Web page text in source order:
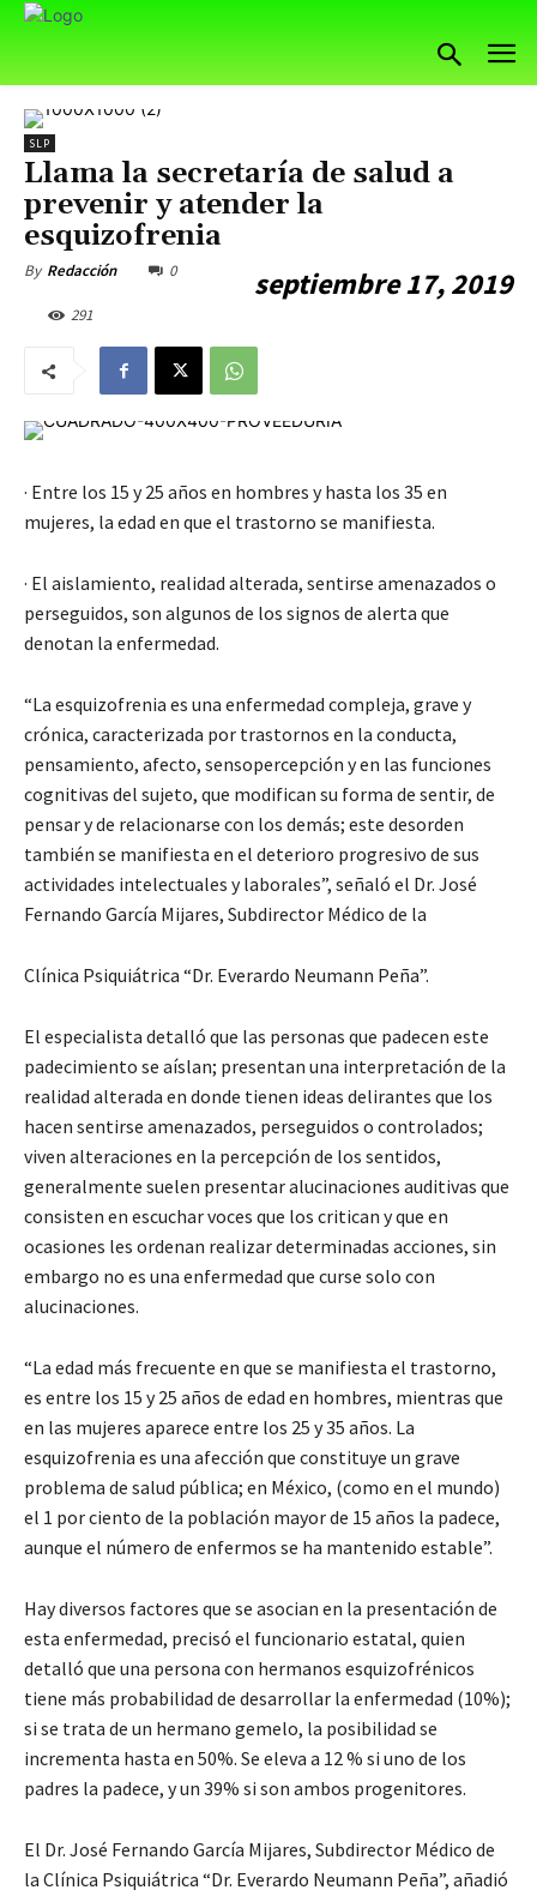
SLP
Llama la secretaría de salud a
prevenir y atender la
esquizofrenia
By Redacción septiembre 17, 2019
0
291
· Entre los 15 y 25 años en hombres y hasta los 35 en
mujeres, la edad en que el trastorno se manifiesta.
· El aislamiento, realidad alterada, sentirse amenazados o
perseguidos, son algunos de los signos de alerta que
denotan la enfermedad.
“La esquizofrenia es una enfermedad compleja, grave y
crónica, caracterizada por trastornos en la conducta,
pensamiento, afecto, sensopercepción y en las funciones
cognitivas del sujeto, que modifican su forma de sentir, de
pensar y de relacionarse con los demás; este desorden
también se manifiesta en el deterioro progresivo de sus
actividades intelectuales y laborales”, señaló el Dr. José
Fernando García Mijares, Subdirector Médico de la
Clínica Psiquiátrica “Dr. Everardo Neumann Peña”.
El especialista detalló que las personas que padecen este
padecimiento se aíslan; presentan una interpretación de la
realidad alterada en donde tienen ideas delirantes que los
hacen sentirse amenazados, perseguidos o controlados;
viven alteraciones en la percepción de los sentidos,
generalmente suelen presentar alucinaciones auditivas que
consisten en escuchar voces que los critican y que en
ocasiones les ordenan realizar determinadas acciones, sin
embargo no es una enfermedad que curse solo con
alucinaciones.
“La edad más frecuente en que se manifiesta el trastorno,
es entre los 15 y 25 años de edad en hombres, mientras que
en las mujeres aparece entre los 25 y 35 años. La
esquizofrenia es una afección que constituye un grave
problema de salud pública; en México, (como en el mundo)
el 1 por ciento de la población mayor de 15 años la padece,
aunque el número de enfermos se ha mantenido estable”.
Hay diversos factores que se asocian en la presentación de
esta enfermedad, precisó el funcionario estatal, quien
detalló que una persona con hermanos esquizofrénicos
tiene más probabilidad de desarrollar la enfermedad (10%);
si se trata de un hermano gemelo, la posibilidad se
incrementa hasta en 50%. Se eleva a 12 % si uno de los
padres la padece, y un 39% si son ambos progenitores.
El Dr. José Fernando García Mijares, Subdirector Médico de
la Clínica Psiquiátrica “Dr. Everardo Neumann Peña”, añadió